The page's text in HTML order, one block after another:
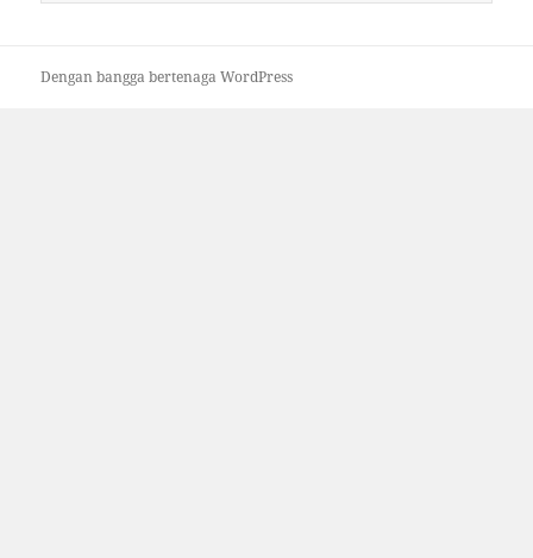
Dengan bangga bertenaga WordPress